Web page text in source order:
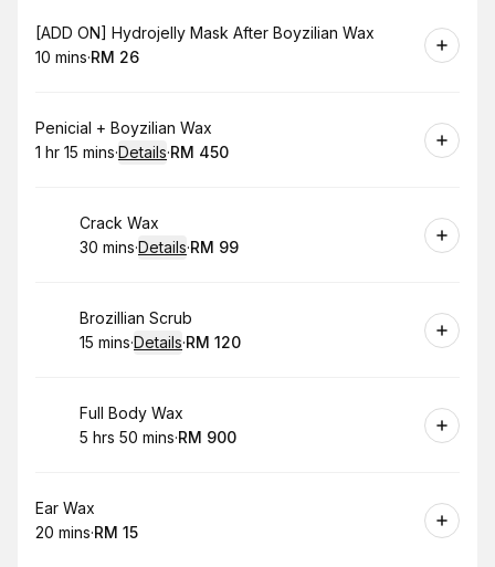
Book
[ADD ON] Hydrojelly Mask After Boyzilian Wax
.Duration :
10 mins·
.Price
RM 26
Book
Penicial + Boyzilian Wax
. Duration :
1 hr 15 mins·Details·
.Price:
RM 450
Book
Crack Wax
.Duration:
30 mins·Details·
.Price
RM 99
Book
Brozillian Scrub
.Duration:
15 mins·Details·
.Price:
RM 120
Book
Full Body Wax
. Duration:
5 hrs 50 mins·
.Price:
RM 900
Book
Ear Wax
.Duration
20 mins·
.Price
RM 15